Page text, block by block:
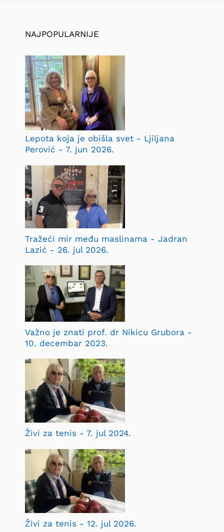
NAJPOPULARNIJE
Lepota koja je obišla svet - Ljiljana
Perović - 7. jun 2026.
Tražeći mir među maslinama - Jadran
Lazić - 26. jul 2026.
Važno je znati prof. dr Nikicu Grubora -
10. decembar 2023.
Živi za tenis - 7. jul 2024.
Živi za tenis - 12. jul 2026.